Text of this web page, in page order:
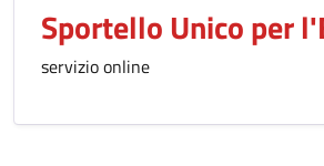
Sportello Unico per
servizio online